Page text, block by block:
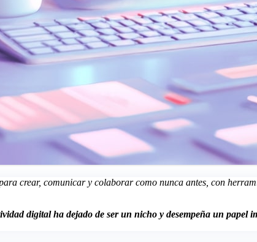
crear, comunicar y colaborar como nunca antes, con
digital ha dejado de ser un nicho y desempeña un papel